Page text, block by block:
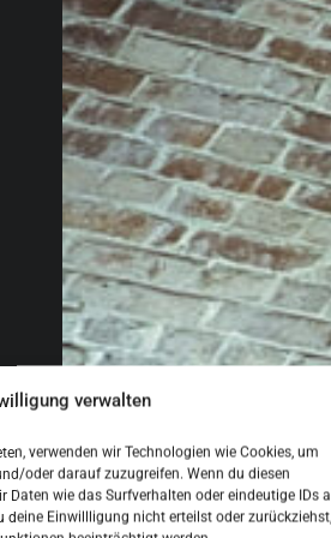
verwalten
verwenden wir Technologien wie Cookies, um
oder darauf zuzugreifen. Wenn du diesen
Daten wie das Surfverhalten oder eindeutige IDs
deine Einwillligung nicht erteilst oder zurückziehst,